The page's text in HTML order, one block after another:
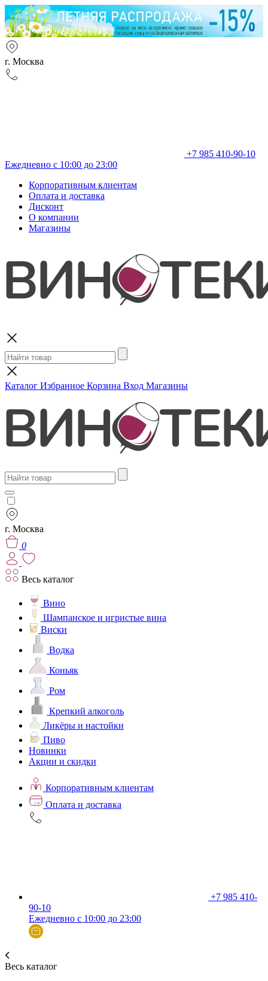
г. Москва
+7 985 410-90-10
Ежедневно с 10:00 до 23:00
Корпоративным клиентам
Оплата и доставка
Дисконт
О компании
Магазины
Каталог Избранное Корзина Вход Магазины
г. Москва
0
Весь каталог
Вино
Шампанское и игристые вина
Виски
Водка
Коньяк
Ром
Крепкий алкоголь
Ликёры и настойки
Пиво
Новинки
Акции и скидки
Корпоративным клиентам
Оплата и доставка
+7 985 410-
90-10
Ежедневно с 10:00 до 23:00
Весь каталог